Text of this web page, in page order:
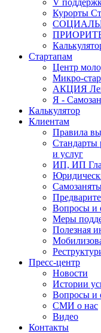
V
Курорты
Стартапам
Центр
Микро-
АКЦИЯ
Я -
Калькулятор
Клиентам
Правила
Стандарты
и услуг
ИП, ИП
Вопросы и
Меры
Полезная
Пресс-центр
Новости
Истории
Вопросы и
СМИ о нас
Видео
Контакты